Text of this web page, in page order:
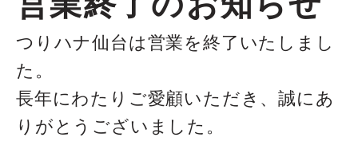
つりハナ仙台は営業を終了いたしまし
た。
長年にわたりご愛顧いただき、誠にあ
りがとうございました。